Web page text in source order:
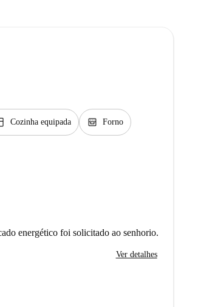
Cozinha equipada oven_gen Forno
energético foi solicitado ao senhorio.
Ver detalhes